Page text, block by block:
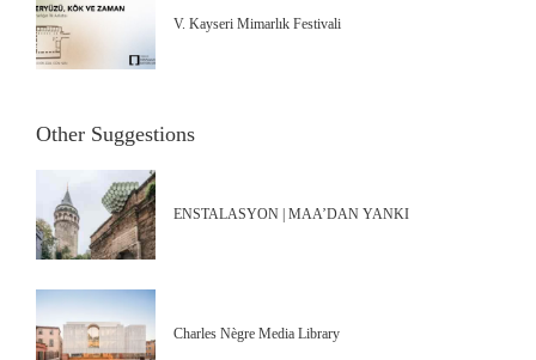
V. Kayseri Mimarlık Festivali
Other Suggestions
ENSTALASYON | MAA’DAN YANKI
Charles Nègre Media Library